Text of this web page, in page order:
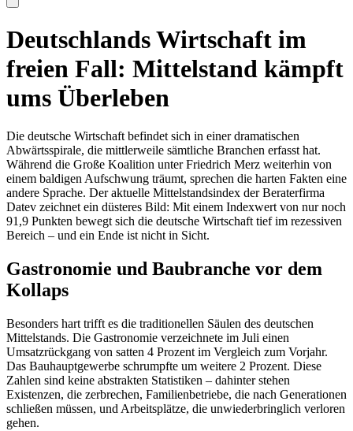
Deutschlands Wirtschaft im
freien Fall: Mittelstand kämpft
ums Überleben
Die deutsche Wirtschaft befindet sich in einer dramatischen
Abwärtsspirale, die mittlerweile sämtliche Branchen erfasst hat.
Während die Große Koalition unter Friedrich Merz weiterhin von
einem baldigen Aufschwung träumt, sprechen die harten Fakten eine
andere Sprache. Der aktuelle Mittelstandsindex der Beraterfirma
Datev zeichnet ein düsteres Bild: Mit einem Indexwert von nur noch
91,9 Punkten bewegt sich die deutsche Wirtschaft tief im rezessiven
Bereich – und ein Ende ist nicht in Sicht.
Gastronomie und Baubranche vor dem
Kollaps
Besonders hart trifft es die traditionellen Säulen des deutschen
Mittelstands. Die Gastronomie verzeichnete im Juli einen
Umsatzrückgang von satten 4 Prozent im Vergleich zum Vorjahr.
Das Bauhauptgewerbe schrumpfte um weitere 2 Prozent. Diese
Zahlen sind keine abstrakten Statistiken – dahinter stehen
Existenzen, die zerbrechen, Familienbetriebe, die nach Generationen
schließen müssen, und Arbeitsplätze, die unwiederbringlich verloren
gehen.